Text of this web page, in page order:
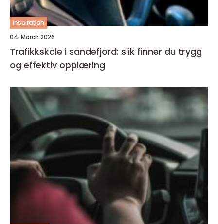
inspiration
04. March 2026
Trafikkskole i sandefjord: slik finner du trygg
og effektiv opplæring